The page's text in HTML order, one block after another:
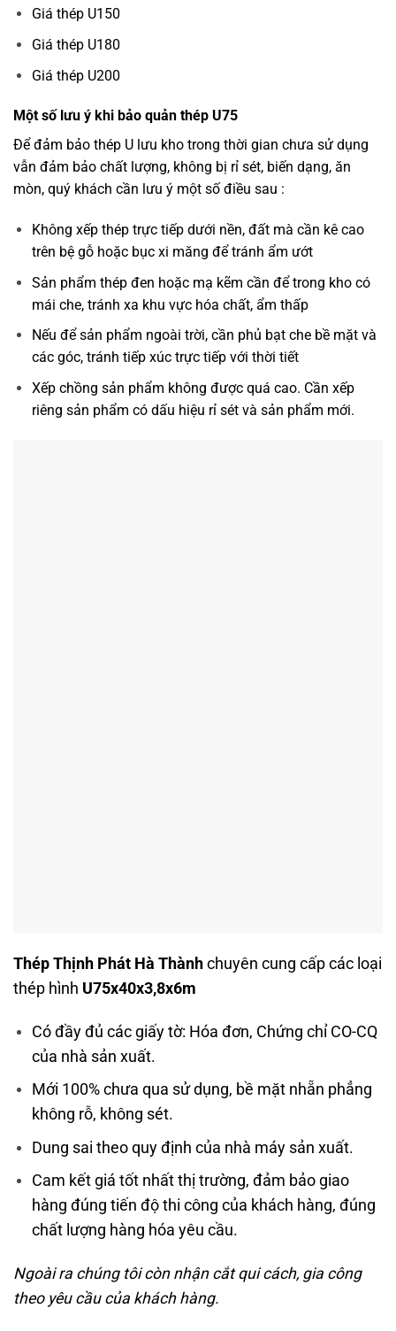
Giá thép U150
Giá thép U180
Giá thép U200
Một số lưu ý khi bảo quản thép U75
Để đảm bảo thép U lưu kho trong thời gian chưa sử dụng
vẫn đảm bảo chất lượng, không bị rỉ sét, biến dạng, ăn
mòn, quý khách cần lưu ý một số điều sau :
Không xếp thép trực tiếp dưới nền, đất mà cần kê cao
trên bệ gỗ hoặc bục xi măng để tránh ẩm ướt
Sản phẩm thép đen hoặc mạ kẽm cần để trong kho có
mái che, tránh xa khu vực hóa chất, ẩm thấp
Nếu để sản phẩm ngoài trời, cần phủ bạt che bề mặt và
các góc, tránh tiếp xúc trực tiếp với thời tiết
Xếp chồng sản phẩm không được quá cao. Cần xếp
riêng sản phẩm có dấu hiệu rỉ sét và sản phẩm mới.
Thép Thịnh Phát Hà Thành chuyên cung cấp các loại
thép hình U75x40x3,8x6m
Có đầy đủ các giấy tờ: Hóa đơn, Chứng chỉ CO-CQ
của nhà sản xuất.
Mới 100% chưa qua sử dụng, bề mặt nhẵn phẳng
không rỗ, không sét.
Dung sai theo quy định của nhà máy sản xuất.
Cam kết giá tốt nhất thị trường, đảm bảo giao
hàng đúng tiến độ thi công của khách hàng, đúng
chất lượng hàng hóa yêu cầu.
Ngoài ra chúng tôi còn nhận cắt qui cách, gia công
theo yêu cầu của khách hàng.